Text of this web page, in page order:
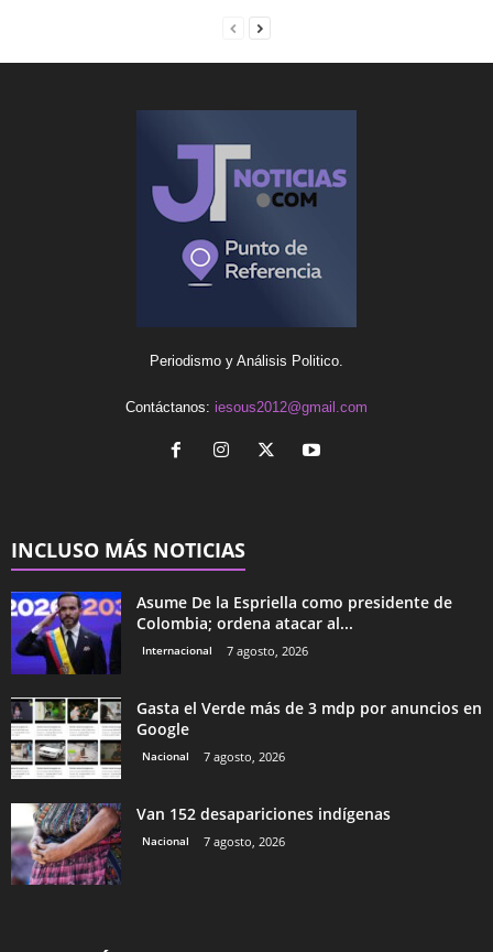
Periodismo y Análisis Politico.
Contáctanos: iesous2012@gmail.com
INCLUSO MÁS NOTICIAS
Asume De la Espriella como presidente de
Colombia; ordena atacar al...
Internacional 7 agosto, 2026
Gasta el Verde más de 3 mdp por anuncios en
Google
Nacional 7 agosto, 2026
Van 152 desapariciones indígenas
Nacional 7 agosto, 2026